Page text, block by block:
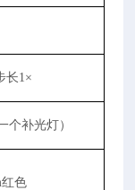
长1×
个补光灯）
红色